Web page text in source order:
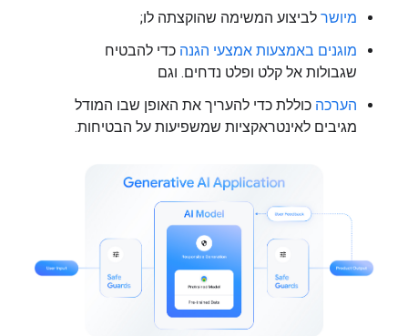
מיושר לביצוע המשימה שהוקצתה לו;
מוגנים באמצעות אמצעי הגנה כדי להבטיח
שגבולות אל קלט ופלט נדחים. וגם
הערכה כוללת כדי להעריך את האופן שבו המודל
מגיבים לאינטראקציות שמשפיעות על הבטיחות.